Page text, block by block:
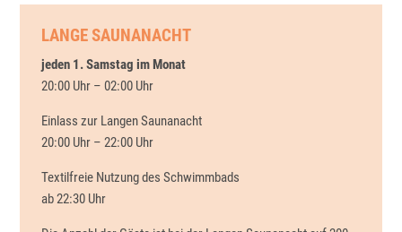
LANGE SAUNANACHT
jeden 1. Samstag im Monat
20:00 Uhr – 02:00 Uhr
Einlass zur Langen Saunanacht
20:00 Uhr – 22:00 Uhr
Textilfreie Nutzung des Schwimmbads
ab 22:30 Uhr